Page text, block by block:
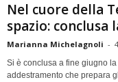
Nel cuore della
spazio: conclusa
Marianna Michelagnoli -
Si è conclusa a fine giugno
addestramento che prepara